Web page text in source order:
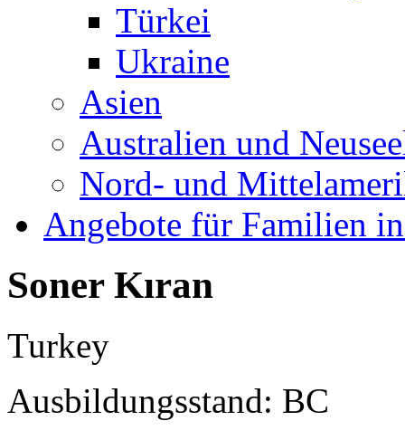
Türkei
Ukraine
Asien
Australien und
Nord- und
Angebote für Familien
Soner Kıran
Turkey
Ausbildungsstand: BC